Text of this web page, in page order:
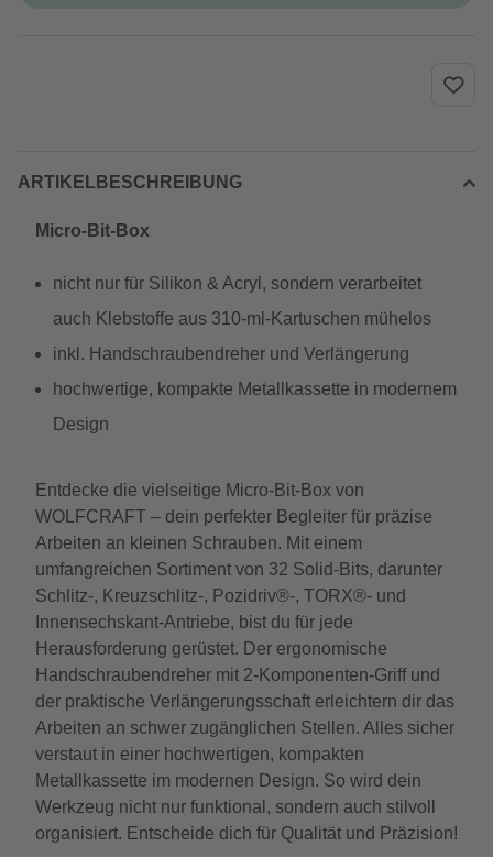
ARTIKELBESCHREIBUNG
Micro-Bit-Box
nicht nur für Silikon & Acryl, sondern verarbeitet
auch Klebstoffe aus 310-ml-Kartuschen mühelos
inkl. Handschraubendreher und Verlängerung
hochwertige, kompakte Metallkassette in modernem
Design
Entdecke die vielseitige Micro-Bit-Box von
WOLFCRAFT – dein perfekter Begleiter für präzise
Arbeiten an kleinen Schrauben. Mit einem
umfangreichen Sortiment von 32 Solid-Bits, darunter
Schlitz-, Kreuzschlitz-, Pozidriv®-, TORX®- und
Innensechskant-Antriebe, bist du für jede
Herausforderung gerüstet. Der ergonomische
Handschraubendreher mit 2-Komponenten-Griff und
der praktische Verlängerungsschaft erleichtern dir das
Arbeiten an schwer zugänglichen Stellen. Alles sicher
verstaut in einer hochwertigen, kompakten
Metallkassette im modernen Design. So wird dein
Werkzeug nicht nur funktional, sondern auch stilvoll
organisiert. Entscheide dich für Qualität und Präzision!